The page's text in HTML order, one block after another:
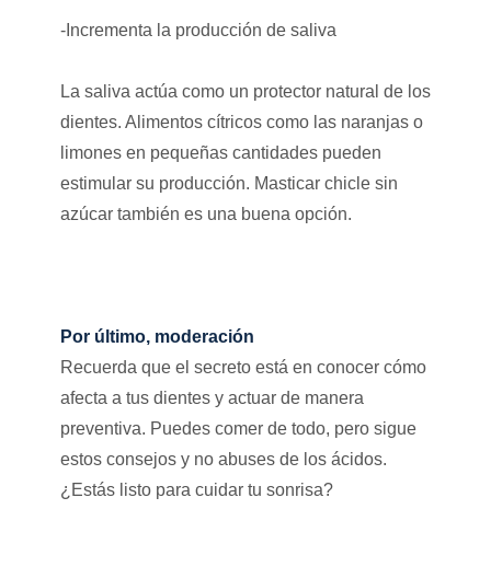
-Incrementa la producción de saliva
La saliva actúa como un protector natural de los
dientes. Alimentos cítricos como las naranjas o
limones en pequeñas cantidades pueden
estimular su producción. Masticar chicle sin
azúcar también es una buena opción.
Por último, moderación
Recuerda que el secreto está en conocer cómo
afecta a tus dientes y actuar de manera
preventiva. Puedes comer de todo, pero sigue
estos consejos y no abuses de los ácidos.
¿Estás listo para cuidar tu sonrisa?